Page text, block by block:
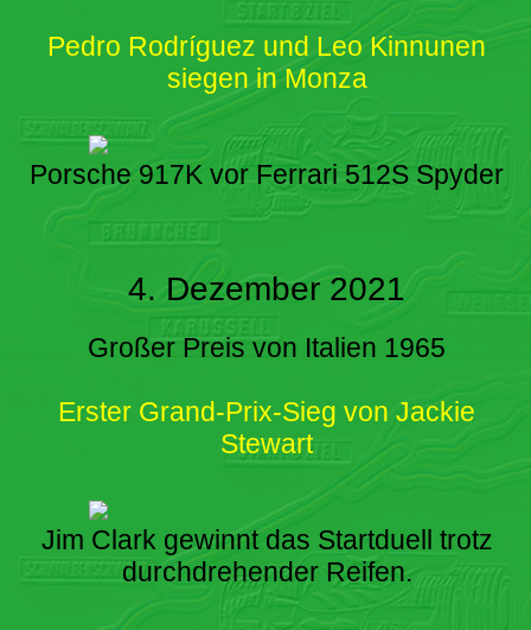
Pedro Rodríguez und Leo Kinnunen
siegen in Monza
Porsche 917K vor Ferrari 512S Spyder
4. Dezember 2021
Großer Preis von Italien 1965
Erster Grand-Prix-Sieg von Jackie
Stewart
Jim Clark gewinnt das Startduell trotz
durchdrehender Reifen.